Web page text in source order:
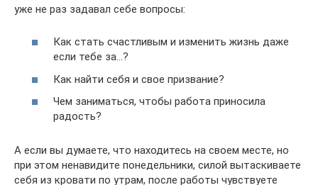
уже не раз задавал себе вопросы:
Как стать счастливым и изменить жизнь даже
если тебе за…?
Как найти себя и свое призвание?
Чем заниматься, чтобы работа приносила
радость?
А если вы думаете, что находитесь на своем месте, но
при этом ненавидите понедельники, силой вытаскиваете
себя из кровати по утрам, после работы чувствуете